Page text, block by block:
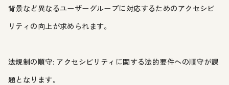
背景など異なるユーザーグループに対応するためのアクセシビ
リティの向上が求められます。
法規制の順守: アクセシビリティに関する法的要件への順守が課
題となります。